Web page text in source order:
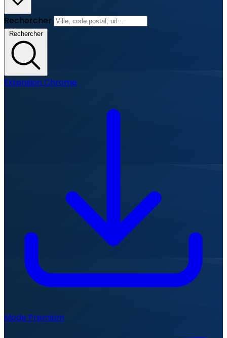
Rechercher
Rechercher
Extension Chrome
Mode Premium